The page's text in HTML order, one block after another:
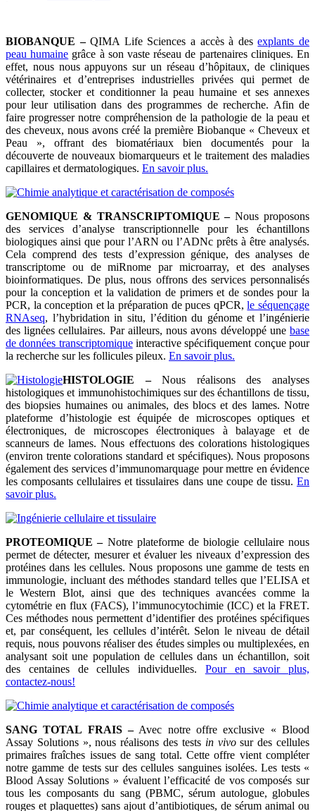
BIOBANQUE –QIMA Life Sciences a accès à desexplants de
peau humaine grâce à son vaste réseau de partenaires cliniques. En
effet, nous nous appuyons sur un réseau d’hôpitaux, de cliniques
vétérinaires et d’entreprises industrielles privées qui permet de
collecter, stocker et conditionner la peau humaine et ses annexes
pour leur utilisation dans des programmes de recherche. Afin de
faire progresser notre compréhension de la pathologie de la peau et
des cheveux, nous avons créé la première Biobanque « Cheveux et
Peau », offrant des biomatériaux bien documentés pour la
découverte de nouveaux biomarqueurs et le traitement des maladies
capillaires et dermatologiques. En savoir plus.
GENOMIQUE & TRANSCRIPTOMIQUE –Nous proposons
des services d’analyse transcriptionnelle pour les échantillons
biologiques ainsi que pour l’ARN ou l’ADNc prêts à être analysés.
Cela comprend des tests d’expression génique, des analyses de
transcriptome ou de miRnome par microarray, et des analyses
bioinformatiques. De plus, nous offrons des services personnalisés
pour la conception et la validation de primers et de sondes pour la
PCR, la conception et la préparation de puces qPCR,le séquençage
RNAseq, l’hybridation in situ, l’édition du génome et l’ingénierie
des lignées cellulaires. Par ailleurs, nous avons développé une base
de données transcriptomiqueinteractive spécifiquement conçue pour
la recherche sur les follicules pileux. En savoir plus.
HISTOLOGIE –Nous réalisons des analyses
histologiques et immunohistochimiques sur des échantillons de tissu,
des biopsies humaines ou animales, des blocs et des lames. Notre
plateforme d’histologie est équipée de microscopes optiques et
électroniques, de microscopes électroniques à balayage et de
scanneurs de lames. Nous effectuons des colorations histologiques
(environ trente colorations standard et spécifiques). Nous proposons
également des services d’immunomarquage pour mettre en évidence
les composants cellulaires et tissulaires dans une coupe de tissu. En
savoir plus.
PROTEOMIQUE –Notre plateforme de biologie cellulaire nous
permet de détecter, mesurer et évaluer les niveaux d’expression des
protéines dans les cellules. Nous proposons une gamme de tests en
immunologie, incluant des méthodes standard telles que l’ELISA et
le Western Blot, ainsi que des techniques avancées comme la
cytométrie en flux (FACS), l’immunocytochimie (ICC) et la FRET.
Ces méthodes nous permettent d’identifier des protéines spécifiques
et, par conséquent, les cellules d’intérêt. Selon le niveau de détail
requis, nous pouvons réaliser des études simples ou multiplexées, en
analysant soit une population de cellules dans un échantillon, soit
des centaines de cellules individuelles. Pour en savoir plus,
contactez-nous!
SANG TOTAL FRAIS –Avec notre offre exclusive « Blood
Assay Solutions », nous réalisons des tests in vivosur des cellules
primaires fraîches issues de sang total. Cette offre vient compléter
notre gamme de tests sur des cellules sanguines isolées. Les tests «
Blood Assay Solutions » évaluent l’efficacité de vos composés sur
tous les composants du sang (PBMC, sérum autologue, globules
rouges et plaquettes) sans ajout d’antibiotiques, de sérum animal ou